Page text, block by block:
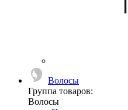
Волосы
Группа товаров:
Волосы